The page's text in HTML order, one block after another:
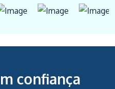
confiança